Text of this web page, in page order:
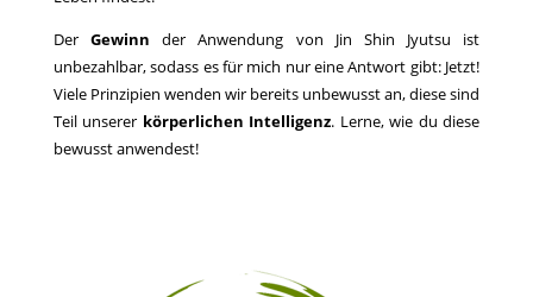
Der Gewinn der Anwendung von Jin Shin Jyutsu ist
unbezahlbar, sodass es für mich nur eine Antwort gibt: Jetzt!
Viele Prinzipien wenden wir bereits unbewusst an, diese sind
Teil unserer körperlichen Intelligenz. Lerne, wie du diese
bewusst anwendest!